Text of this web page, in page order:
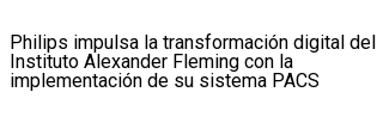
Philips impulsa la transformación digital del
Instituto Alexander Fleming con la
implementación de su sistema PACS